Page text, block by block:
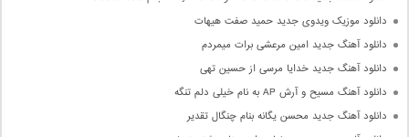
دانلود موزیک ویدوی جدید حمید صفت هیهات
دانلود آهنگ جدید امین مرعشی برات میمردم
دانلود آهنگ جدید خدایا مرسی از حسین تهی
دانلود آهنگ مسیح و آرش AP به نام خیلی دلم تنگه
دانلود آهنگ جدید محسن یگانه بنام چنگال تقدیر